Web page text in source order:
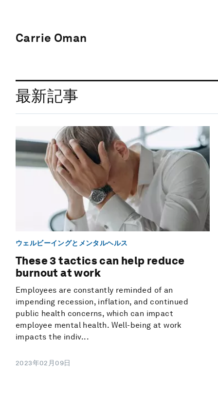
Carrie Oman
最新記事
ウェルビーイングとメンタルヘルス
These 3 tactics can help reduce
burnout at work
Employees are constantly reminded of an
impending recession, inflation, and continued
public health concerns, which can impact
employee mental health. Well-being at work
impacts the indiv...
2023年02月09日